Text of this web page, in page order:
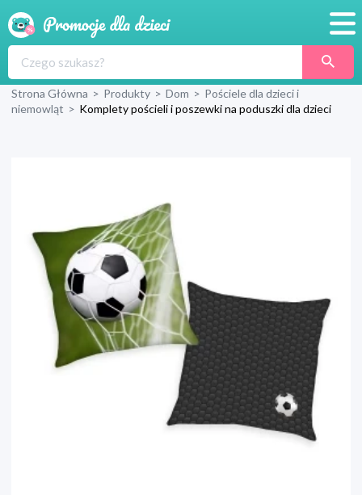
Produkty
Wyprawka
Strona Główna > Produkty > Dom > Pościele dla dzieci i
niemowląt > Komplety pościeli i poszewki na poduszki dla dzieci